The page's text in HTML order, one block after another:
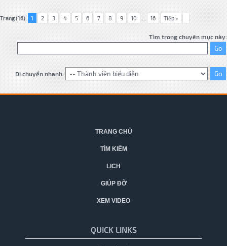
Trang (16): 1 2 3 4 5 6 7 8 9 10 ... 16 Tiếp »
Tìm trong chuyên mục này:
Di chuyển nhanh:
TRANG CHỦ
TÌM KIẾM
LỊCH
GIÚP ĐỠ
XEM VIDEO
QUICK LINKS